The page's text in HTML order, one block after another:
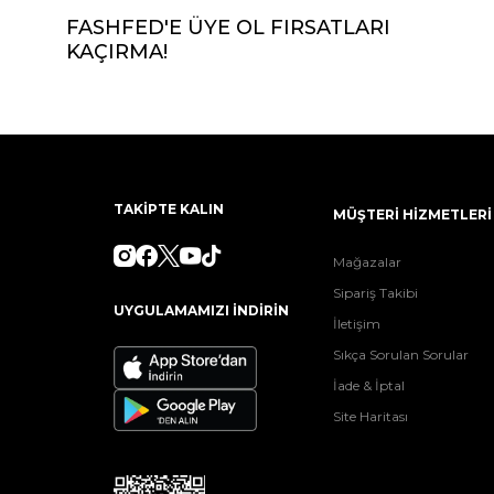
FASHFED'E ÜYE OL FIRSATLARI
KAÇIRMA!
TAKİPTE KALIN
UYGULAMAMIZI İNDİRİN
MÜŞTERİ HİZMETLERİ
Mağazalar
Sipariş Takibi
İletişim
Sıkça Sorulan Sorular
İade & İptal
Site Haritası